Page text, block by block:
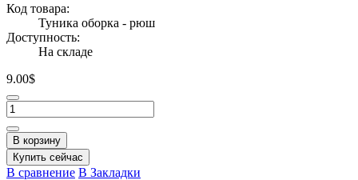
Код товара:
Туника оборка - рюш
Доступность:
На складе
9.00$
В корзину
Купить сейчас
В сравнение В Закладки